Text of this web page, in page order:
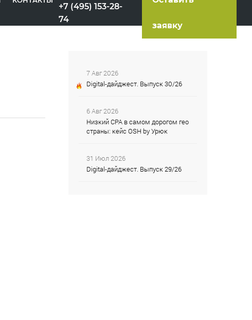
+7 (495) 153-28-
74
заявку
7 Авг 2026
Digital-дайджест. Выпуск 30/26
6 Авг 2026
Низкий CPA в самом дорогом гео
страны: кейс OSH by Урюк
31 Июл 2026
Digital-дайджест. Выпуск 29/26